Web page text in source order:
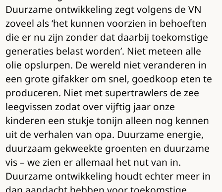
Duurzame ontwikkeling zegt volgens de VN
zoveel als ‘het kunnen voorzien in behoeften
die er nu zijn zonder dat daarbij toekomstige
generaties belast worden’. Niet meteen alle
olie opslurpen. De wereld niet veranderen in
een grote gifakker om snel, goedkoop eten te
produceren. Niet met supertrawlers de zee
leegvissen zodat over vijftig jaar onze
kinderen een stukje tonijn alleen nog kennen
uit de verhalen van opa. Duurzame energie,
duurzaam gekweekte groenten en duurzame
vis – we zien er allemaal het nut van in.
Duurzame ontwikkeling houdt echter meer in